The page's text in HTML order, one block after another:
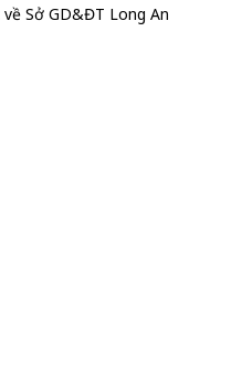
Sở GD&ĐT Long An